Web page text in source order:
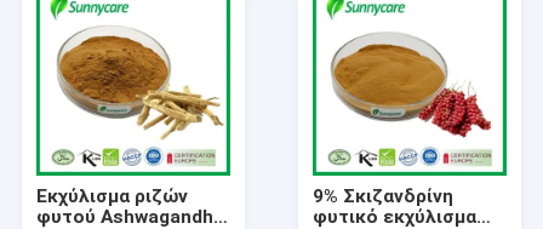
Εκχύλισμα ριζών
φυτού Ashwagandha
9% Σκιζανδρίνη
φυτικό εκχύλισμα